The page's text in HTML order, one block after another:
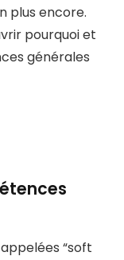
plus encore.
pourquoi et
générales
“soft